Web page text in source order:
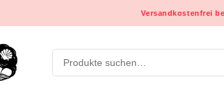
Versandkostenfrei